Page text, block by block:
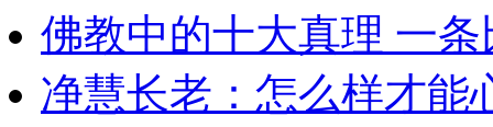
佛教中的十大真理 一
净慧长老：怎么样才能